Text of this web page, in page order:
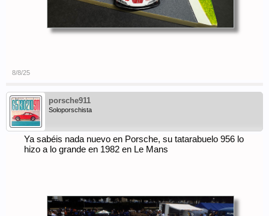
8/8/25
porsche911
Soloporschista
Ya sabéis nada nuevo en Porsche, su tatarabuelo 956 lo
hizo a lo grande en 1982 en Le Mans